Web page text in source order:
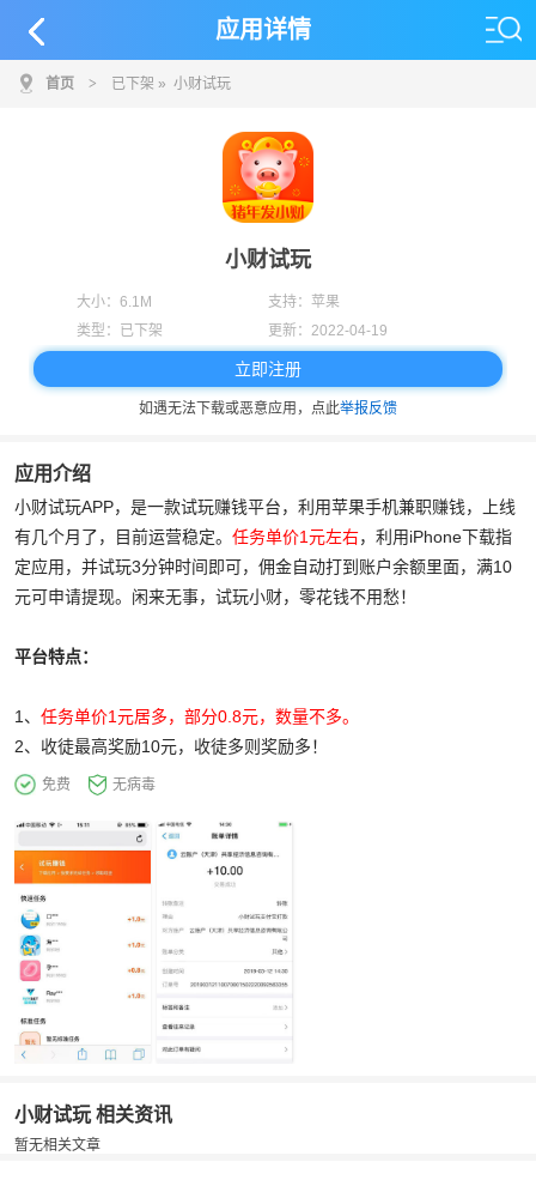
应用详情
首页 > 已下架 » 小财试玩
小财试玩
大小： 6.1M 支持： 苹果
类型：
已下架 更新： 2022-04-19
立即注册
如遇无法下载或恶意应用，点此举报反馈
应用介绍
小财试玩APP，是一款试玩赚钱平台，利用苹果手机兼职赚钱，上线
有几个月了，目前运营稳定。 任务单价1元左右，利用iPhone下载指
定应用，并试玩3分钟时间即可，佣金自动打到账户余额里面，满10
元可申请提现。闲来无事，试玩小财，零花钱不用愁！
平台特点：
1、 任务单价1元居多，部分0.8元，数量不多。
2、收徒最高奖励10元，收徒多则奖励多！
免费 无病毒
小财试玩 相关资讯
暂无相关文章